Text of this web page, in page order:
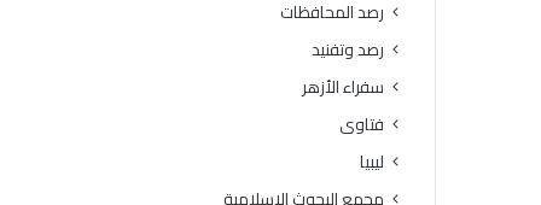
رصد المحافظات
رصد وتفنيد
سفراء الأزهر
فتاوى
ليبيا